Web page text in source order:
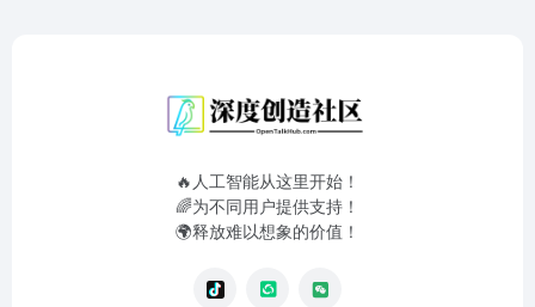
🔥人工智能从这里开始！
🌈为不同用户提供支持！
🌍释放难以想象的价值！